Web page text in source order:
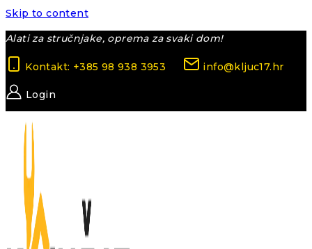
Skip to content
Alati za stručnjake, oprema za svaki dom!
Kontakt: +385 98 938 3953 info@kljuc17.hr
Login